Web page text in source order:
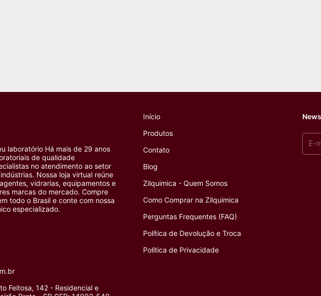
laboratório Há mais de 29 anos
de qualidade
no atendimento ao setor
Nossa loja virtual reúne
vidrarias, equipamentos e
marcas do mercado. Compre
todo o Brasil e conte com nossa
especializado.
Feitosa, 142 - Residencial e
Início
Produtos
Contato
Blog
Zilquimica - Quem Somos
Como Comprar na Zilquimica
Perguntas Frequentes (FAQ)
Política de Devolução e Troca
Política de Privacidade